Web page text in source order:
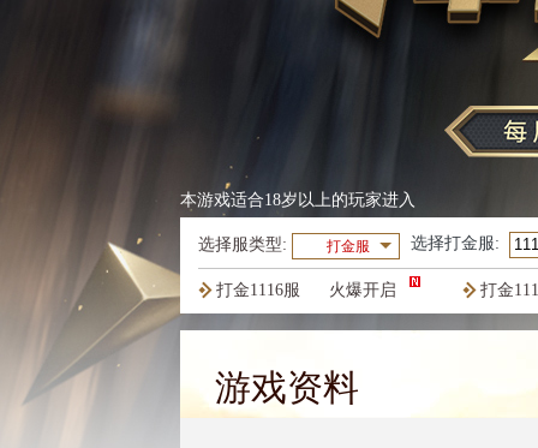
本游戏适合18岁以上的玩家进入
选择服类型: 打金服 选择打金服:
火爆开启
打金1116服 打金
火爆开启
打金1113服 打金
游戏资料